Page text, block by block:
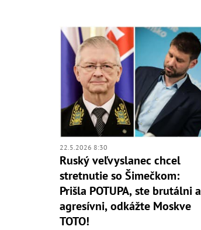
22.5.2026 8:30
Ruský veľvyslanec chcel
stretnutie so Šimečkom:
Prišla POTUPA, ste brutálni a
agresívni, odkážte Moskve
TOTO!